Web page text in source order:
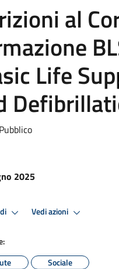
al
Life
2025
Vedi azioni
Sociale